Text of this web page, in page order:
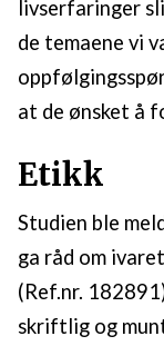
livserfaringer
de temaene vi
at de ønsket å
Etikk
Studien ble
ga råd om
(Ref.nr.
skriftlig og